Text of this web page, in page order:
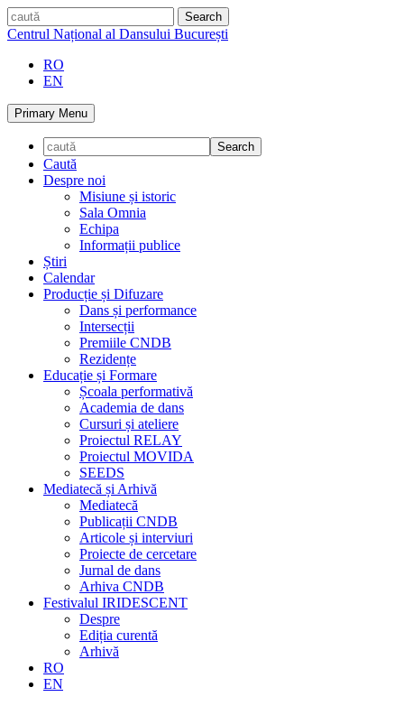
Skip
to
caută
Centrul Național al Dansului București
RO
EN
Primary Menu
Caută
Despre noi
Misiune și istoric
Sala Omnia
Echipa
Informații publice
Știri
Calendar
Producție și Difuzare
Dans și performance
Intersecții
Premiile CNDB
Rezidențe
Educație și Formare
Școala performativă
Academia de dans
Cursuri și ateliere
Proiectul RELAY
Proiectul MOVIDA
SEEDS
Mediatecă și Arhivă
Mediatecă
Publicații CNDB
Articole și interviuri
Proiecte de cercetare
Jurnal de dans
Arhiva CNDB
Festivalul IRIDESCENT
Despre
Ediția curentă
Arhivă
RO
EN